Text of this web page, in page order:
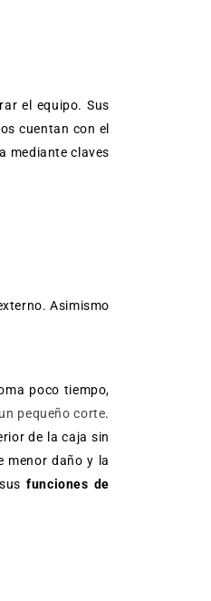
el equipo. Sus
cuentan con el
mediante claves
Asimismo
poco tiempo,
pequeño corte.
de la caja sin
menor daño y la
susfunciones de